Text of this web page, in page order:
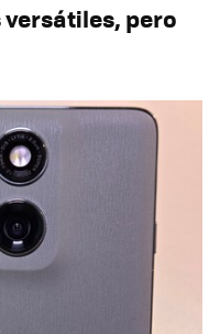
pero